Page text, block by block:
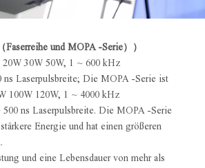
Faserreihe und MOPA -Serie））
20W 30W 50W, 1 ~ 600 kHz
ns Laserpulsbreite; Die MOPA -Serie ist
100W 120W, 1 ~ 4000 kHz
ns Laserpulsbreite. Die MOPA -Serie
Energie und hat einen größeren
und eine Lebensdauer von mehr als